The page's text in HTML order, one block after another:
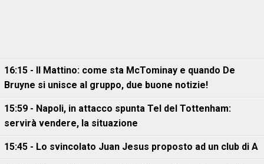
16:15 - Il Mattino: come sta McTominay e quando De
Bruyne si unisce al gruppo, due buone notizie!
15:59 - Napoli, in attacco spunta Tel del Tottenham:
servirà vendere, la situazione
15:45 - Lo svincolato Juan Jesus proposto ad un club di A